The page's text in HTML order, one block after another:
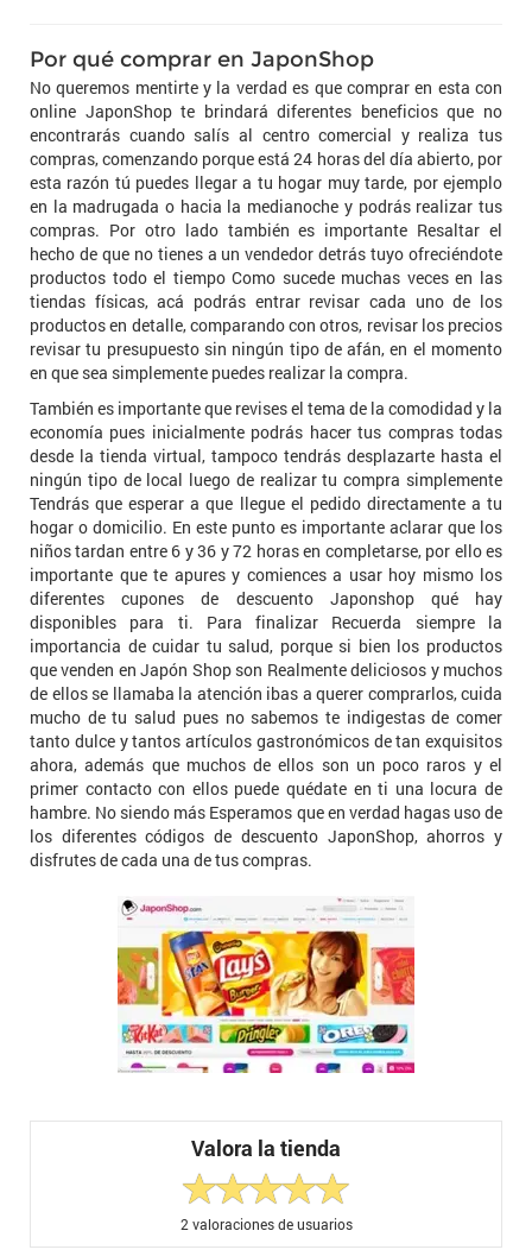
Por qué comprar en JaponShop
No queremos mentirte y la verdad es que comprar en esta con
online JaponShop te brindará diferentes beneficios que no
encontrarás cuando salís al centro comercial y realiza tus
compras, comenzando porque está 24 horas del día abierto, por
esta razón tú puedes llegar a tu hogar muy tarde, por ejemplo
en la madrugada o hacia la medianoche y podrás realizar tus
compras. Por otro lado también es importante Resaltar el
hecho de que no tienes a un vendedor detrás tuyo ofreciéndote
productos todo el tiempo Como sucede muchas veces en las
tiendas físicas, acá podrás entrar revisar cada uno de los
productos en detalle, comparando con otros, revisar los precios
revisar tu presupuesto sin ningún tipo de afán, en el momento
en que sea simplemente puedes realizar la compra.
También es importante que revises el tema de la comodidad y la
economía pues inicialmente podrás hacer tus compras todas
desde la tienda virtual, tampoco tendrás desplazarte hasta el
ningún tipo de local luego de realizar tu compra simplemente
Tendrás que esperar a que llegue el pedido directamente a tu
hogar o domicilio. En este punto es importante aclarar que los
niños tardan entre 6 y 36 y 72 horas en completarse, por ello es
importante que te apures y comiences a usar hoy mismo los
diferentes cupones de descuento Japonshop qué hay
disponibles para ti. Para finalizar Recuerda siempre la
importancia de cuidar tu salud, porque si bien los productos
que venden en Japón Shop son Realmente deliciosos y muchos
de ellos se llamaba la atención ibas a querer comprarlos, cuida
mucho de tu salud pues no sabemos te indigestas de comer
tanto dulce y tantos artículos gastronómicos de tan exquisitos
ahora, además que muchos de ellos son un poco raros y el
primer contacto con ellos puede quédate en ti una locura de
hambre. No siendo más Esperamos que en verdad hagas uso de
los diferentes códigos de descuento JaponShop, ahorros y
disfrutes de cada una de tus compras.
Valora la tienda
2 valoraciones de usuarios